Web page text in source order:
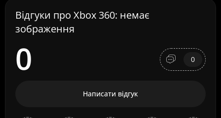
Відгуки про Xbox 360: немає
зображення
0 0
Написати відгук